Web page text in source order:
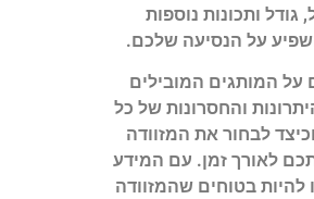
גודל ותכונות נוספות
על הנסיעה שלכם.
על המותגים המובילים
והחסרונות של כל
לבחור את המזוודה
לאורך זמן. עם המידע
להיות בטוחים שהמזוודה